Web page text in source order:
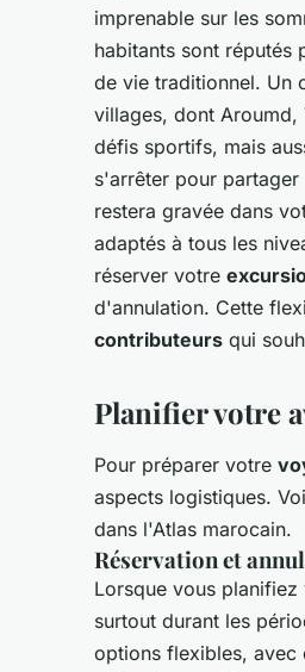
imprenable sur les
habitants sont
de vie traditionnel. Un
villages, dont Aroumd,
défis sportifs, mais
s'arrêter pour partager
restera gravée dans
adaptés à tous les
réserver votre
d'annulation. Cette
contributeurs qui
Planifier votre
Pour préparer votre
aspects logistiques.
dans l'Atlas marocain.
Réservation et
Lorsque vous planifiez
surtout durant les
options flexibles, avec